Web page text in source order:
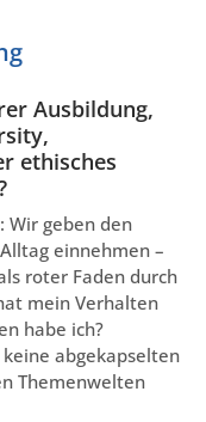
Ausbildung,
ethisches
Wir geben den
einnehmen –
roter Faden durch
mein Verhalten
habe ich?
abgekapselten
Themenwelten